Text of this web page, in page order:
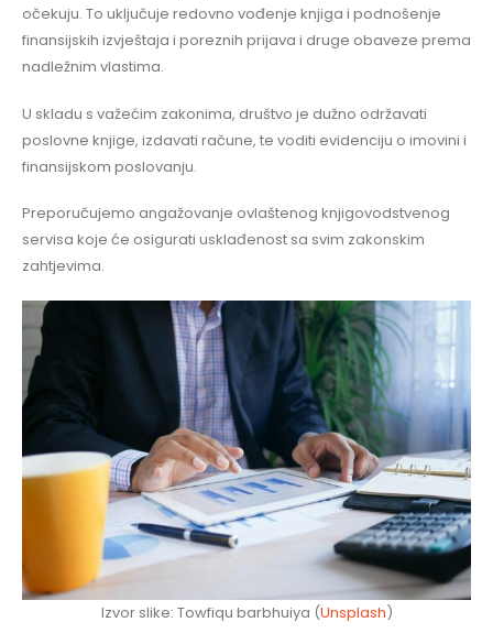
očekuju. To uključuje redovno vođenje knjiga i podnošenje
finansijskih izvještaja i poreznih prijava i druge obaveze prema
nadležnim vlastima.
U skladu s važećim zakonima, društvo je dužno održavati
poslovne knjige, izdavati račune, te voditi evidenciju o imovini i
finansijskom poslovanju.
Preporučujemo angažovanje ovlaštenog knjigovodstvenog
servisa koje će osigurati usklađenost sa svim zakonskim
zahtjevima.
Izvor slike: Towfiqu barbhuiya (Unsplash)